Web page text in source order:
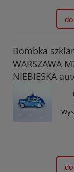
Bombka
WARSZAWA
NIEBIESKA